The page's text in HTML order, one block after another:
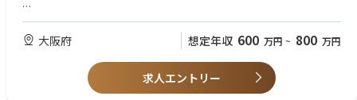
・出張…頻度：月１回（多いと月2回）、期間：1泊2日（長くて2泊3日）
・将来的な東京-大阪間、社外広報を含めたジョブローテーションがあるこ
とが前提のポジション
【歓迎】
・管理部門でのご経験
・社内広報、社外広報の実務経験
・テキスト・画像・動画編集等のクリエイティブの実務経験（企業のSNS
・データアナリティクス経験
大阪府 想定年収 600 万円 ~ 800 万円
求人エントリー